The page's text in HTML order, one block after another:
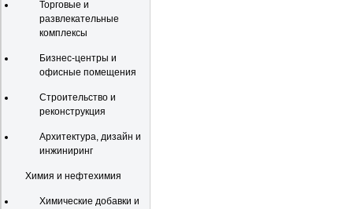
Торговые и
развлекательные
комплексы
Бизнес-центры и
офисные помещения
Строительство и
реконструкция
Архитектура, дизайн и
инжиниринг
Химия и нефтехимия
Химические добавки и